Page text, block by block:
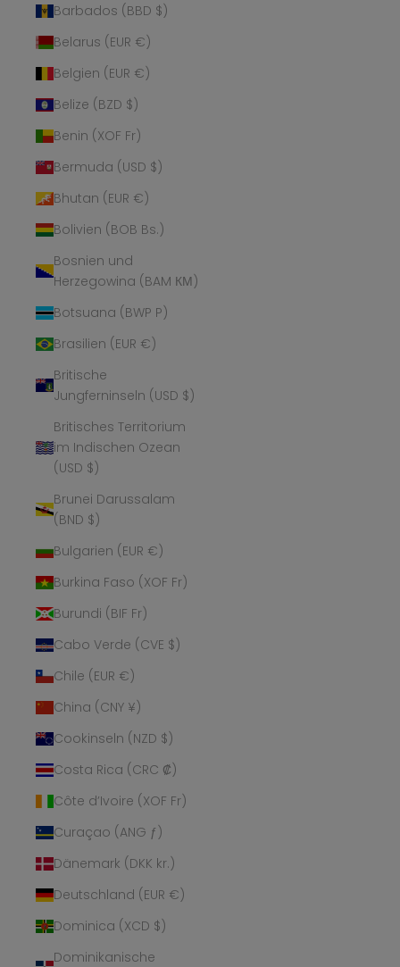
Barbados (BBD $)
Belarus (EUR €)
Belgien (EUR €)
Belize (BZD $)
Benin (XOF Fr)
Bermuda (USD $)
Bhutan (EUR €)
Bolivien (BOB Bs.)
Bosnien und
Herzegowina (BAM КМ)
Botsuana (BWP P)
Brasilien (EUR €)
Britische
Jungferninseln (USD $)
Britisches Territorium
im Indischen Ozean
(USD $)
Brunei Darussalam
(BND $)
Bulgarien (EUR €)
Burkina Faso (XOF Fr)
Burundi (BIF Fr)
Cabo Verde (CVE $)
Chile (EUR €)
China (CNY ¥)
Cookinseln (NZD $)
Costa Rica (CRC ₡)
Côte d’Ivoire (XOF Fr)
Curaçao (ANG ƒ)
Dänemark (DKK kr.)
Deutschland (EUR €)
Dominica (XCD $)
Dominikanische